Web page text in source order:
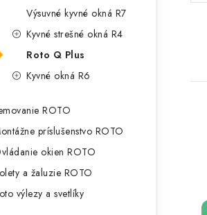
Výsuvné kyvné okná R7
Kyvné strešné okná R4
Roto Q Plus
Kyvné okná R6
ROTO
príslušenstvo ROTO
okien ROTO
a žaluzie ROTO
výlezy a svetlíky